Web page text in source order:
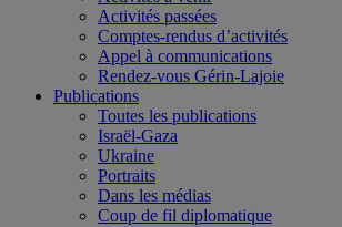
Activités passées
Comptes-rendus d’activités
Appel à communications
Rendez-vous Gérin-Lajoie
Publications
Toutes les publications
Israël-Gaza
Ukraine
Portraits
Dans les médias
Coup de fil diplomatique